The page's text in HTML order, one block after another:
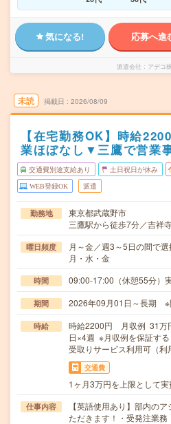
気になる! 応募へ進
派遣会社 アデコ
未読 掲載日 2026/08/09
【在宅勤務OK】時給
業ほぼなし▼三鷹で営業
交通費別途支給あり 土日祝日が休み
WEB登録OK 派遣
勤務地
東京都武蔵野市
三鷹駅から徒歩7分／吉祥
曜日頻度
月～金／週3～5日の間で
月・水・金
時間 09:00-17:00（休憩55分）
期間 2026年09月01日～長期
時給
時給2200円 月収例 31万
日×4週 ※月収例を保証す
受取りサービス利用可（利
交通費
1ヶ月3万円を上限として
仕事内容
【英語使用あり】部内の
ただきます！・受発注業